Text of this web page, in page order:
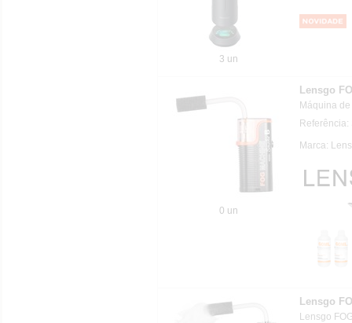
3 un
0 un
Lensgo
Máquina
Referência:
Marca:
Lensgo
Lensgo